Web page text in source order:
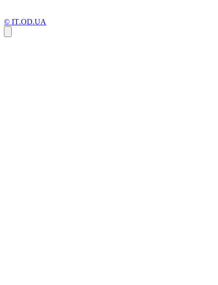
© IT.OD.UA